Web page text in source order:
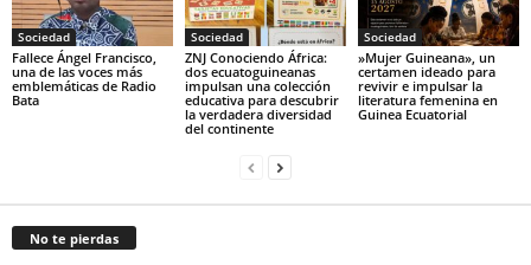
Sociedad
Fallece Ángel Francisco,
una de las voces más
emblemáticas de Radio
Bata
Sociedad
ZNJ Conociendo África:
dos ecuatoguineanas
impulsan una colección
educativa para descubrir
la verdadera diversidad
del continente
Sociedad
‎»Mujer Guineana», un
certamen ideado para
revivir e impulsar la
literatura femenina en
Guinea Ecuatorial‎
No te pierdas